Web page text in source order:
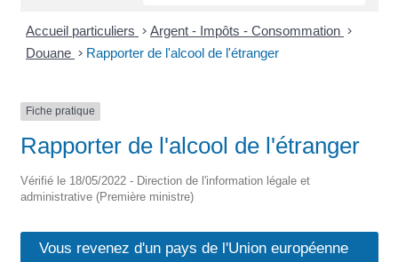
Accueil particuliers > Argent - Impôts - Consommation >
Douane > Rapporter de l'alcool de l'étranger
Fiche pratique
Rapporter de l'alcool de l'étranger
Vérifié le 18/05/2022 - Direction de l'information légale et
administrative (Première ministre)
Vous revenez d'un pays de l'Union européenne